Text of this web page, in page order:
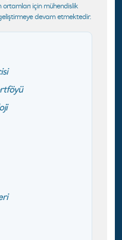
ortamları için mühendislik
devam etmektedir.